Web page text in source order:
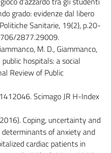
grado: evidenze dal libero
Sanitarie, 19(2), p.20-
2877.29009.
M. D., Giammanco,
hospitals: a social
Review of Public
Scimago JR H-Index
Coping, uncertainty and
of anxiety and
cardiac patients in